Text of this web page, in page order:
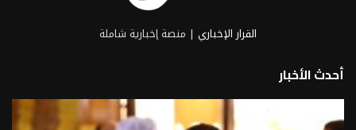
القرار الإخباري | منصة إخبارية شاملة
أحدث الأخبار